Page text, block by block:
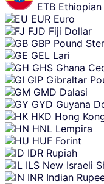
ETB Ethiopian
EUR Euro
FJD Fiji Dollar
GBP Pound
GEL Lari
GHS Ghana
GIP Gibraltar
GMD Dalasi
GYD Guyana
HKD Hong
HNL Lempira
HUF Forint
IDR Rupiah
ILS New Israeli
INR Indian